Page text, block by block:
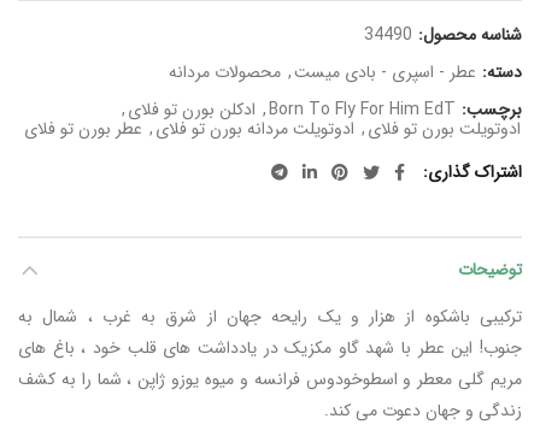
شناسه محصول: 34490
دسته: عطر - اسپری - بادی میست, محصولات مردانه
برچسب: Born To Fly For Him EdT
, ادکلن بورن تو فلای,
ادوتویلت بورن تو فلای, ادوتویلت مردانه بورن تو فلای, عطر بورن تو فلای
اشتراک گذاری
توضیحات
ترکیبی باشکوه از هزار و یک رایحه جهان از شرق به غرب ، شمال به
جنوب! این عطر با شهد گاو مکزیک در یادداشت های قلب خود ، باغ های
مریم گلی معطر و اسطوخودوس فرانسه و میوه یوزو ژاپن ، شما را به کشف
زندگی و جهان دعوت می کند.